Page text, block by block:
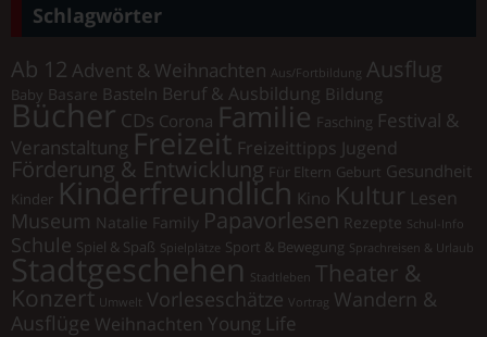
Schlagwörter
Ab 12 Advent & Weihnachten Aus/Fortbildung Ausflug
Baby Basare Basteln Beruf & Ausbildung Bildung
Bücher CDs Corona Familie Fasching Festival &
Veranstaltung Freizeit Freizeittipps Jugend
Förderung & Entwicklung Für Eltern Geburt Gesundheit
Kinder Kinderfreundlich Kino Kultur Lesen
Museum Natalie Family Papavorlesen Rezepte Schul-Info
Schule Spiel & Spaß Spielplätze Sport & Bewegung Sprachreisen & Urlaub
Stadtgeschehen Stadtleben Theater &
Konzert Umwelt Vorleseschätze Vortrag Wandern &
Ausflüge Weihnachten Young Life